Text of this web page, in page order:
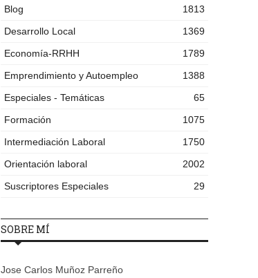
Blog
1813
Desarrollo Local
1369
Economía-RRHH
1789
Emprendimiento y Autoempleo
1388
Especiales - Temáticas
65
Formación
1075
Intermediación Laboral
1750
Orientación laboral
2002
Suscriptores Especiales
29
SOBRE MÍ
Jose Carlos Muñoz Parreño